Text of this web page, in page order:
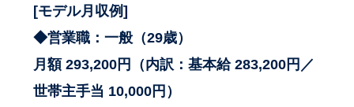
[モデル月収例]
◆営業職：一般（29歳）
月額 293,200円（内訳：基本給 283,200円／
世帯主手当 10,000円）